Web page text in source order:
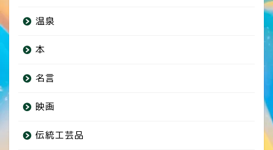
温泉
本
名言
映画
伝統工芸品